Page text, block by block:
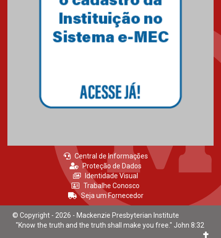
Como os pais podem investir
na educação dos filhos além da
escola
docentes para debater
inovação e desafios da
educação superior
04.08.2026
Central de Informações
Proteção de Dados
Identidade Visual
Trabalhe Conosco
Seja um Fornecedor
© Copyright - 2026 - Mackenzie Presbyterian Institute
"Know the truth and the truth shall make you free." John 8:32